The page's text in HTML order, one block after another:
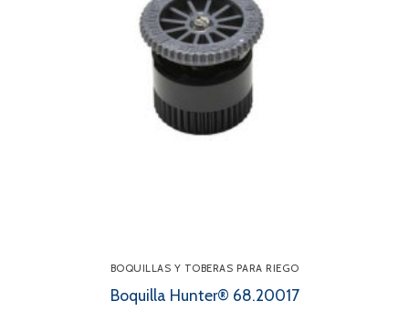
BOQUILLAS Y TOBERAS PARA RIEGO
Boquilla Hunter® 68.20017